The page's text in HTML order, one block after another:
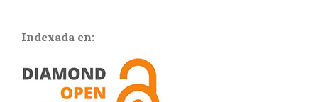
Indexada en: